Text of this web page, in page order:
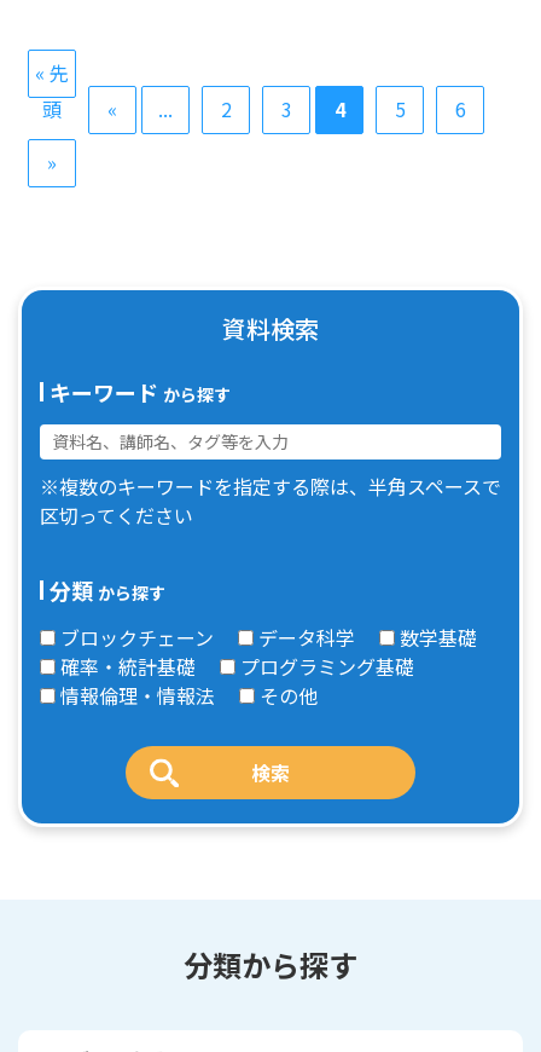
« 先
頭
« ... 2 3 4 5
6
»
資料検索
キーワード から探す
※複数のキーワードを指定する際は、半角スペースで
区切ってください
分類 から探す
ブロックチェーン データ科学
数学基礎
確率・統計基礎
プログラミング基礎
情報倫理・情報法
その他
分類から探す